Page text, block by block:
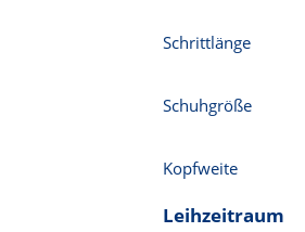
Schrittlänge
Schuhgröße
Kopfweite
Leihzeitraum